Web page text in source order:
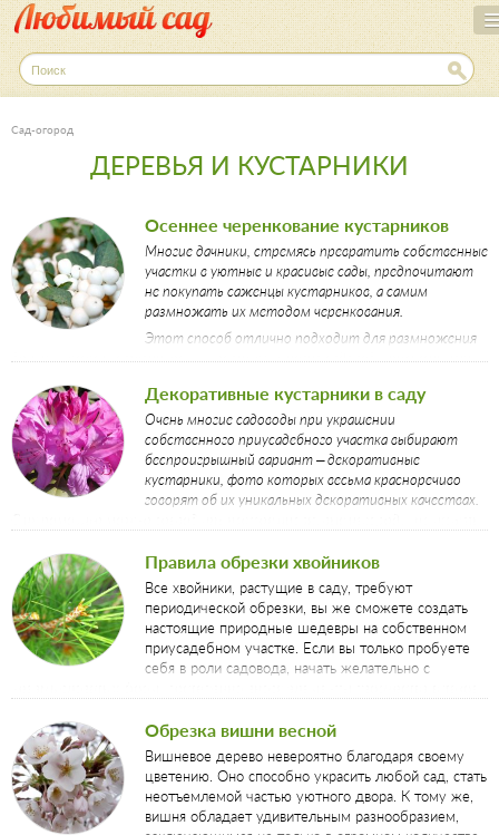
Перейти
к
содержанию
П
о
и
к
Сад-огород
ДЕРЕВЬЯ И КУСТАРНИКИ
Осеннее черенкование кустарников
Многие дачники, стремясь превратить собственные
участки в уютные и красивые сады, предпочитают
не покупать саженцы кустарников, а самим
размножать их методом черенкования.
Этот способ отлично подходит для размножения
большинства кустарниковых, например, многие садоводы практикуют
является осень. Чтобы правильно укоренить посадки, необходимо
заранее подумать о подготовке черенков и обеспечить им должный
уход.
Декоративные кустарники в саду
Очень многие садоводы при украшении
собственного приусадебного участка выбирают
беспроигрышный вариант – декоративные
кустарники, фото которых весьма красноречиво
говорят об их уникальных декоративных качествах.
настоящий шедевр ландшафтного дизайна.
Правила обрезки хвойников
Все хвойники, растущие в саду, требуют
периодической обрезки, вы же сможете создать
настоящие природные шедевры на собственном
приусадебном участке. Если вы только пробуете
себя в роли садовода, начать желательно с
Обрезка вишни весной
Вишневое дерево невероятно благодаря своему
цветению. Оно способно украсить любой сад, стать
неотъемлемой частью уютного двора. К тому же,
вишня обладает удивительным разнообразием,